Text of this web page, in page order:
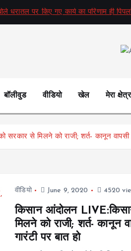
धरातल पर किए गए कार्य का परिणाम ही
बॉलीवुड वीडियो खेल मेरा क्षेत्र
से मिलने को राजी; शर्त- कानून वापसी
वीडियो June 9, 2020 4520
किसान आंदोलन
मिलने को राजी; शर्त- कानून
गारंटी पर बात हो